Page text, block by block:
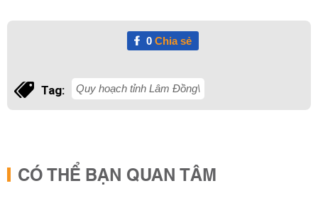
0Chia sẻ
Tag: Quy hoạch tỉnh Lâm Đồng\
CÓ THỂ BẠN QUAN TÂM